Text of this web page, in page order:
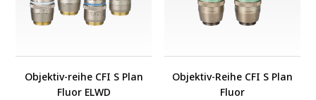
Objektiv-reihe CFI S Plan
Fluor ELWD
Objektiv-Reihe CFI S Plan
Fluor